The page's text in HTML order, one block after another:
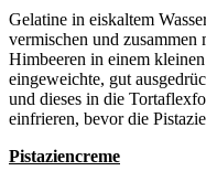
Gelatine in eiskaltem
vermischen und
Himbeeren in einem
eingeweichte, gut
und dieses in die
einfrieren, bevor die
Pistaziencreme